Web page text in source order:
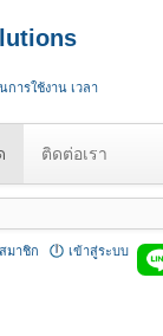
การใช้งาน เวลา
ติดต่อเรา
เข้าสู่ระบบ
มาชิก